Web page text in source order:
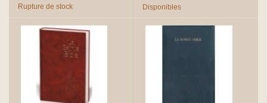
Rupture de stock Disponibles